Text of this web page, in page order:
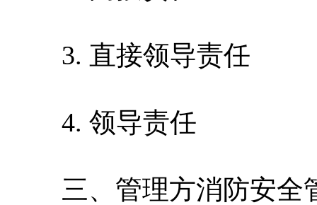
3. 直接领导责任
4. 领导责任
三、管理方消防安全